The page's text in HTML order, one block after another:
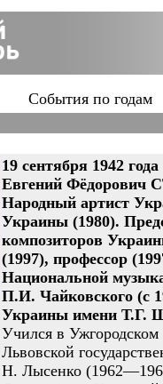
События по годам
19 сентября 1942
Евгений Фёдорович
Народный артист
Украины (1980).
композиторов
(1997), профессор
Национальной
П.И. Чайковского (с
Украины имени Т.Г.
Учился в
Львовской
Н. Лысенко